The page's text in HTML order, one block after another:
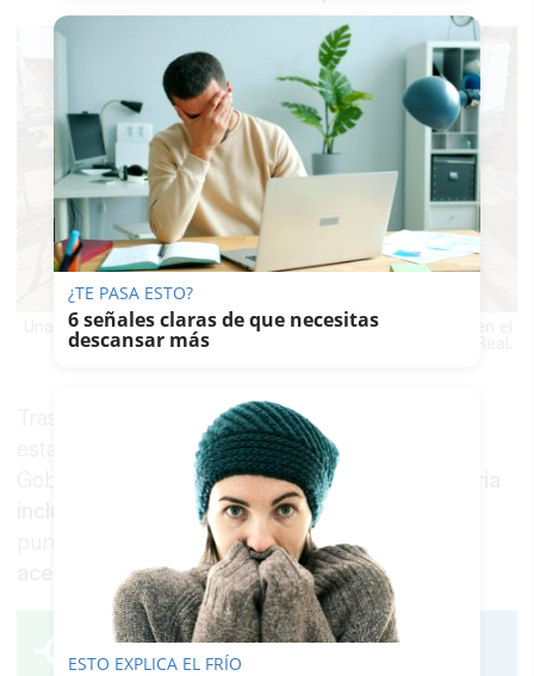
Una de las novedades de la Feria de Jerez 2026, bancos en el
Tras aplicar los criterios de adjudicación
establecidos en la Ordenanza, la Junta de
Gobierno Local determinó que el
incluirá 170 casetas, adjudicadas por orden de
puntuación. Las otrascinco solicitudes
aceptadasquedan enlista de espera
¿TE PASA ESTO?
6 señales claras de que necesitas
descansar más
ESTO EXPLICA EL FRÍO